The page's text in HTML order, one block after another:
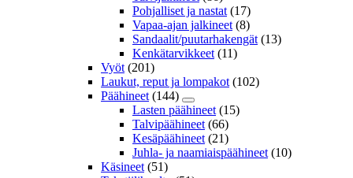
Pohjalliset ja nastat (17)
Vapaa-ajan jalkineet (8)
Sandaalit/puutarhakengät (13)
Kenkätarvikkeet (11)
Vyöt (201)
Laukut, reput ja lompakot (102)
Päähineet (144)
Lasten päähineet (15)
Talvipäähineet (66)
Kesäpäähineet (21)
Juhla- ja naamiaispäähineet (10)
Käsineet (51)